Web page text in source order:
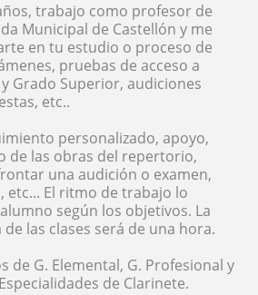
trabajo como profesor de
Municipal de Castellón y me
en tu estudio o proceso de
pruebas de acceso a
Grado Superior, audiciones
etc..
personalizado, apoyo,
de las obras del repertorio,
una audición o examen,
etc... El ritmo de trabajo lo
según los objetivos. La
las clases será de una hora.
de G. Elemental, G. Profesional y
de Clarinete.